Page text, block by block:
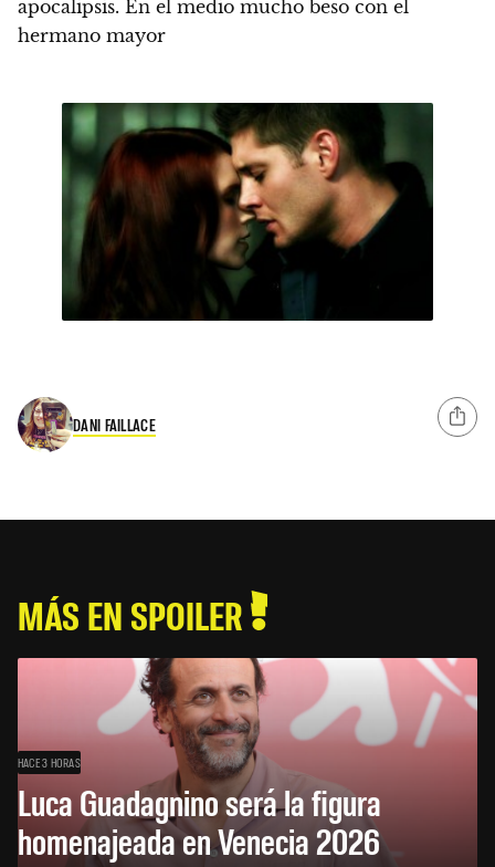
apocalipsis. En el medio mucho beso con el
hermano mayor
DANI FAILLACE
MÁS EN SPOILER
HACE 3 HORAS
Luca Guadagnino será la figura
homenajeada en Venecia 2026